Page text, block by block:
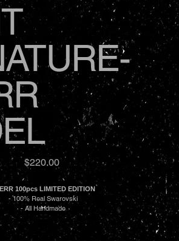
価
格
$220.00
100pcs LIMITED EDITION
- 100% Real Swarovski
- All Handmade